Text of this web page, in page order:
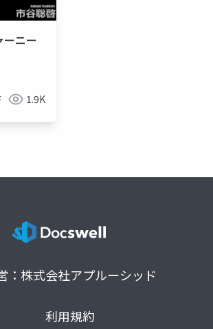
ーニー
1.9K
：株式会社アプルーシッド
利用規約